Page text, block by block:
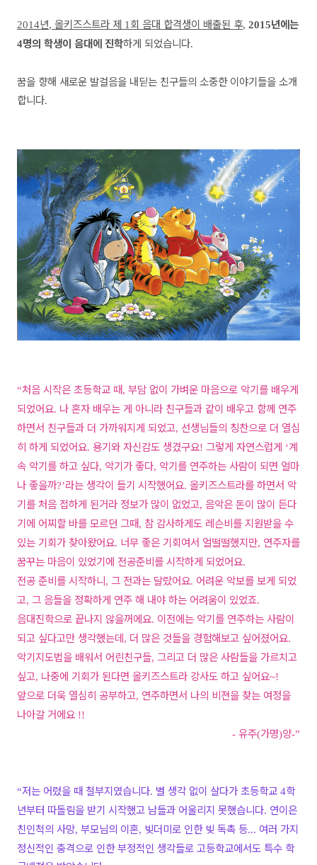
2014년, 올키즈스트라 제 1 회 음대 합격생이 배출된 후, 2015년에는
4명의 학생이 음대에 진학하게 되었습니다.
꿈을 향해 새로운 발걸음을 내딛는 친구들의 소중한 이야기들을 소개
합니다.
“처음 시작은 초등학교 때, 부담 없이 가벼운 마음으로 악기를 배우게
되었어요. 나 혼자 배우는 게 아니라 친구들과 같이 배우고 함께 연주
하면서 친구들과 더 가까워지게 되었고, 선생님들의 칭찬으로 더 열심
히 하게 되었어요. 용기와 자신감도 생겼구요! 그렇게 자연스럽게 ‘계
속 악기를 하고 싶다, 악기가 좋다, 악기를 연주하는 사람이 되면 얼마
나 좋을까?’라는 생각이 들기 시작했어요. 올키즈스트라를 하면서 악
기를 처음 접하게 된거라 정보가 많이 없었고, 음악은 돈이 많이 든다
기에 어찌할 바를 모르던 그때, 참 감사하게도 레슨비를 지원받을 수
있는 기회가 찾아왔어요. 너무 좋은 기회여서 얼떨떨했지만, 연주자를
꿈꾸는 마음이 있었기에 전공준비를 시작하게 되었어요.
전공 준비를 시작하니, 그 전과는 달랐어요. 어려운 악보를 보게 되었
고, 그 음들을 정확하게 연주 해 내야 하는 어려움이 있었죠.
음대진학으로 끝나지 않을꺼에요. 이전에는 악기를 연주하는 사람이
되고 싶다고만 생각했는데, 더 많은 것들을 경험해보고 싶어졌어요.
악기지도법을 배워서 어린친구들, 그리고 더 많은 사람들을 가르치고
싶고, 나중에 기회가 된다면 올키즈스트라 강사도 하고 싶어요~!
앞으로 더욱 열심히 공부하고, 연주하면서 나의 비젼을 찾는 여정을
나아갈 거에요 !!
- 유주(가명)양-”
“저는 어렸을 때 철부지였습니다. 별 생각 없이 살다가 초등학교 4학
년부터 따돌림을 받기 시작했고 남들과 어울리지 못했습니다. 연이은
친인척의 사망, 부모님의 이혼, 빚더미로 인한 빚 독촉 등... 여러 가지
정신적인 충격으로 인한 부정적인 생각들로 고등학교에서도 특수 학